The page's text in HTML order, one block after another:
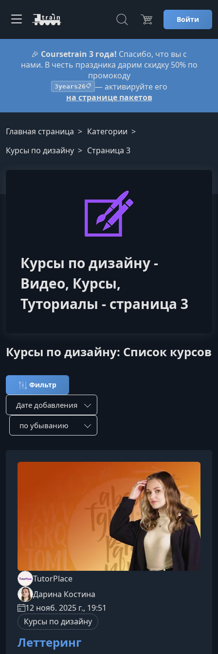
Войти
🎉 Coursetrain 3 года! Спасибо, что вы с
нами. В честь праздника дарим скидку 50% по
промокоду
3years26📋 — активируйте его
на странице пакетов
Главная страница
Категории
Курсы по дизайну
Страница 3
Курсы по дизайну -
Видео, Курсы,
Туториалы - страница 3
Курсы по дизайну: Список курсов
Фильтр
Сортировка по:
Сотировать по:
TutorPlace
Дарина Костина
12 нояб. 2025 г., 19:51
Курсы по дизайну
Леттеринг